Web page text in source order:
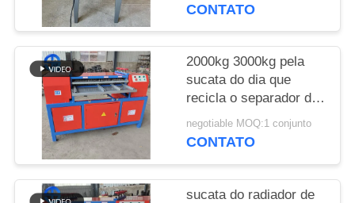
MAPA
DO
SITE
POLÍTICA
PRIVACIDADE
CONTATO
2000kg 3000kg pela
sucata do dia que
recicla o separador do
radiador da máquina
negotiable MOQ:1 conjunto
CONTATO
sucata do radiador de